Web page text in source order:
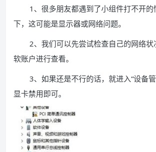
1、很多朋友都遇到了小组件打不开
下，这可能是显示器或网络问题。
2、我们可以先尝试检查自己的网络
软账户进行查看。
3、如果还是不行的话，就进入“设备
显卡禁用即可。